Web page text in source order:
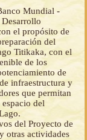
Mundial -
el propósito de
del
Titikaka, con el
de los
de
infraestructura y
que permitan
del
del Proyecto de
otras actividades